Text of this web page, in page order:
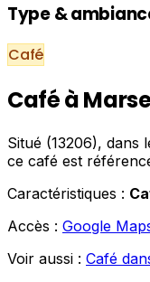
Type &
Café
Café à
Situé (13206), dans
ce café est
Caractéristiques :
Accès : Google
Voir aussi : Café